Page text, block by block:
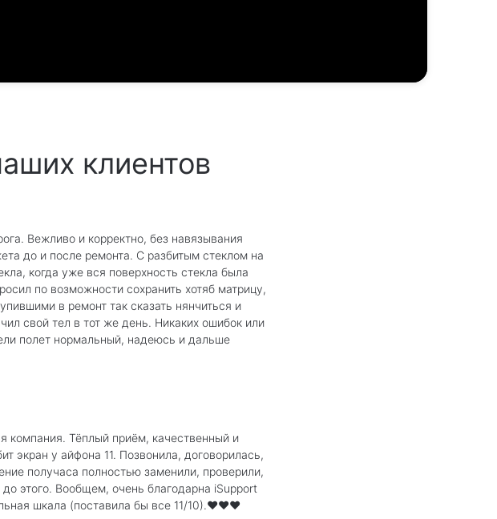
клиентов
Вежливо и корректно, без навязывания
до и после ремонта. С разбитым стеклом на
когда уже вся поверхность стекла была
по возможности сохранить хотяб матрицу,
в ремонт так сказать нянчиться и
свой тел в тот же день. Никаких ошибок или
полет нормальный, надеюсь и дальше
компания. Тёплый приём, качественный и
экран у айфона 11. Позвонила, договорилась,
получаса полностью заменили, проверили,
этого. Вообщем, очень благодарна iSupport
шкала (поставила бы все 11/10).❤️❤️❤️